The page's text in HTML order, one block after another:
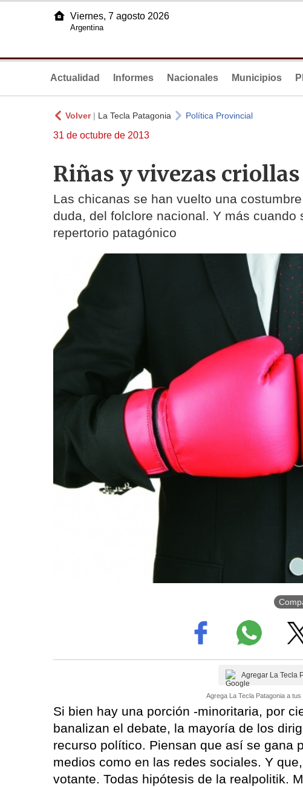
Viernes, 7 agosto 2026
Argentina
Actualidad Informes Nacionales Municipios
Volver| La Tecla Patagonia Política Provincial
31 de octubre de 2013
Riñas y vivezas criollas
Las chicanas se han vuelto una
duda, del folclore nacional. Y más
repertorio patagónico
Agregar La Tecla
Agrega La Tecla Patagonia a
Si bien hay una porción -minoritaria, por
banalizan el debate, la mayoría de los
recurso político. Piensan que así se gana
medios como en las redes sociales. Y
votante. Todas hipótesis de la realpolitik.